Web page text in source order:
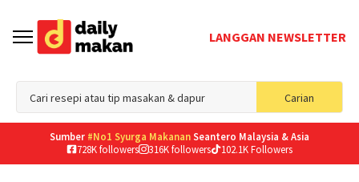
LANGGAN NEWSLETTER
Carian
for:
Sumber #No1 Syurga MakananSeantero Malaysia & Asia
728K followers
316K followers 102.1K Followers